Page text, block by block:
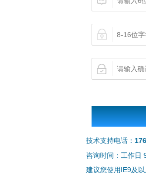
技术支持电话：
咨询时间：工作日
建议您使用IE9及